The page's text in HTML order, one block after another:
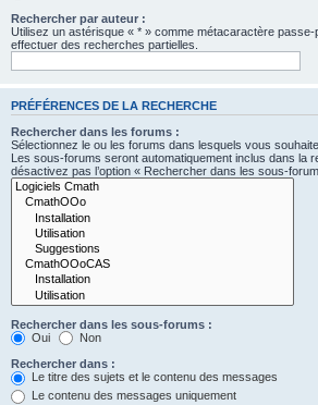
Rechercher par auteur :
Utilisez un astérisque « * » comme métacaractère
effectuer des recherches partielles.
PRÉFÉRENCES DE LA RECHERCHE
Rechercher dans les forums :
Sélectionnez le ou les forums dans lesquels vous
Les sous-forums seront automatiquement inclus dans la
désactivez pas l’option « Rechercher dans les sous-
Rechercher dans les sous-forums :
Oui
Non
Rechercher dans :
Le titre des sujets et le contenu des messages
Le contenu des messages uniquement